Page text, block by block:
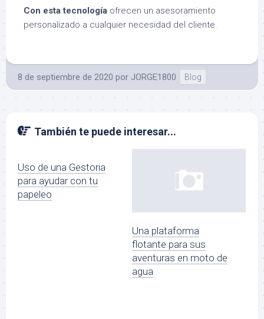
Con esta tecnología ofrecen un asesoramiento
personalizado a cualquier necesidad del cliente.
8 de septiembre de 2020 por JORGE1800 Blog
También te puede interesar...
Uso de una Gestoria
para ayudar con tu
papeleo
Una plataforma
flotante para sus
aventuras en moto de
agua